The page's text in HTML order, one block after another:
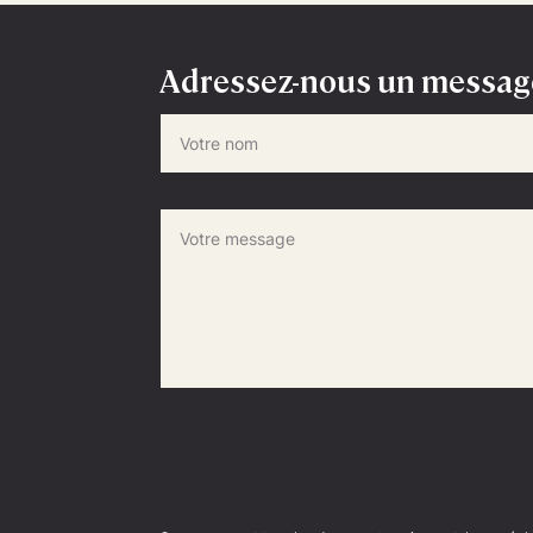
Adressez-nous un